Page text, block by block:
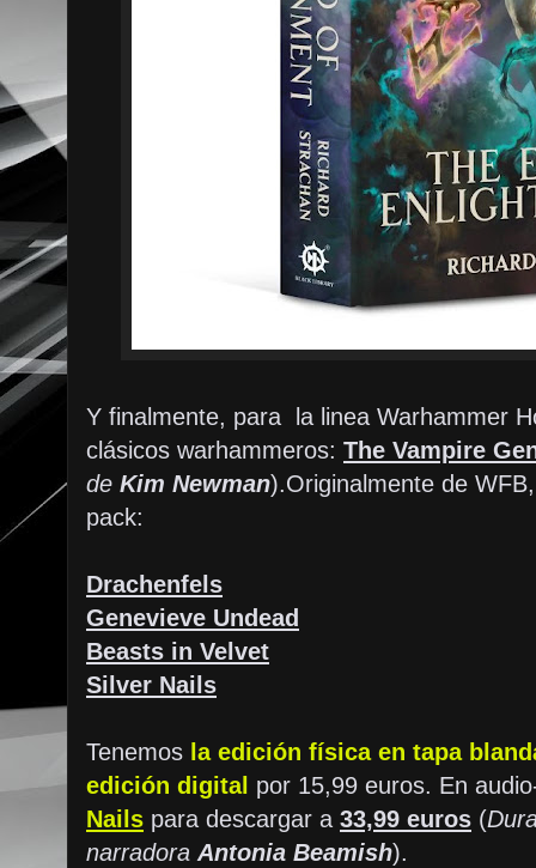
Y finalmente, para la linea Warhammer
clásicos warhammeros: The Vampire
de Kim Newman).Originalmente de
pack:
Drachenfels
Genevieve Undead
Beasts in Velvet
Silver Nails
Tenemos la edición física en tapa
edición digital por 15,99 euros. En
Nails para descargar a 33,99 euros (
narradora Antonia Beamish).